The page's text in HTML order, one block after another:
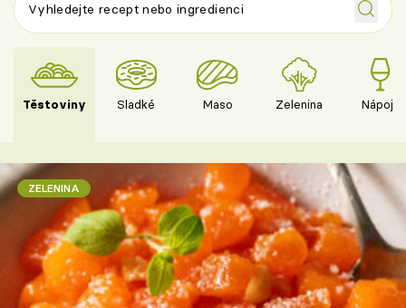
Těstoviny Sladké Maso Zelenina Nápoje
ZELENINA